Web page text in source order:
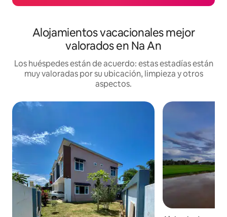
Alojamientos vacacionales mejor
valorados en Na An
Los huéspedes están de acuerdo: estas estadías están
muy valoradas por su ubicación, limpieza y otros
aspectos.